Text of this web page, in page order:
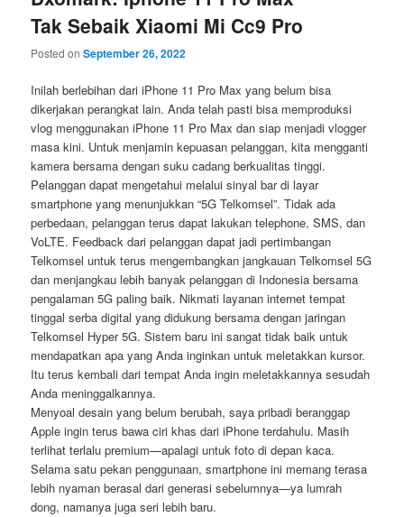
Tak Sebaik Xiaomi Mi Cc9 Pro
Posted onSeptember 26, 2022
Inilah berlebihan dari iPhone 11 Pro Max yang belum bisa
dikerjakan perangkat lain. Anda telah pasti bisa memproduksi
vlog menggunakan iPhone 11 Pro Max dan siap menjadi vlogger
masa kini. Untuk menjamin kepuasan pelanggan, kita mengganti
kamera bersama dengan suku cadang berkualitas tinggi.
Pelanggan dapat mengetahui melalui sinyal bar di layar
smartphone yang menunjukkan “5G Telkomsel”. Tidak ada
perbedaan, pelanggan terus dapat lakukan telephone, SMS, dan
VoLTE. Feedback dari pelanggan dapat jadi pertimbangan
Telkomsel untuk terus mengembangkan jangkauan Telkomsel 5G
dan menjangkau lebih banyak pelanggan di Indonesia bersama
pengalaman 5G paling baik. Nikmati layanan internet tempat
tinggal serba digital yang didukung bersama dengan jaringan
Telkomsel Hyper 5G. Sistem baru ini sangat tidak baik untuk
mendapatkan apa yang Anda inginkan untuk meletakkan kursor.
Itu terus kembali dari tempat Anda ingin meletakkannya sesudah
Anda meninggalkannya.
Menyoal desain yang belum berubah, saya pribadi beranggap
Apple ingin terus bawa ciri khas dari iPhone terdahulu. Masih
terlihat terlalu premium—apalagi untuk foto di depan kaca.
Selama satu pekan penggunaan, smartphone ini memang terasa
lebih nyaman berasal dari generasi sebelumnya—ya lumrah
dong, namanya juga seri lebih baru.